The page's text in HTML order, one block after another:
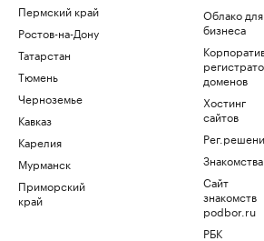
Пермский край
Ростов-на-Дону
Татарстан
Тюмень
Черноземье
Кавказ
Карелия
Мурманск
Приморский
край
Облако для
бизнеса
доменов
Хостинг
сайтов
Знакомства
Сайт
знакомств
podbor.ru
РБК